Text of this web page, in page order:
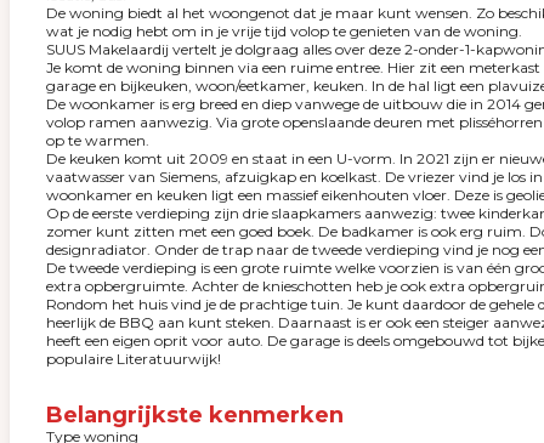
De woning biedt al het woongenot dat je maar kunt wensen. Zo
wat je nodig hebt om in je vrije tijd volop te genieten van de woning.
SUUS Makelaardij vertelt je dolgraag alles over deze 2-onder-1-
Je komt de woning binnen via een ruime entree. Hier zit een
garage en bijkeuken, woon/eetkamer, keuken. In de hal ligt een
De woonkamer is erg breed en diep vanwege de uitbouw die in 2014
volop ramen aanwezig. Via grote openslaande deuren met
op te warmen.
De keuken komt uit 2009 en staat in een U-vorm. In 2021 zijn er
vaatwasser van Siemens, afzuigkap en koelkast. De vriezer vind je
woonkamer en keuken ligt een massief eikenhouten vloer. Deze is
Op de eerste verdieping zijn drie slaapkamers aanwezig: twee
zomer kunt zitten met een goed boek. De badkamer is ook erg ruim.
designradiator. Onder de trap naar de tweede verdieping vind je nog
De tweede verdieping is een grote ruimte welke voorzien is van één
extra opbergruimte. Achter de knieschotten heb je ook extra
Rondom het huis vind je de prachtige tuin. Je kunt daardoor de
heerlijk de BBQ aan kunt steken. Daarnaast is er ook een steiger
heeft een eigen oprit voor auto. De garage is deels omgebouwd tot
populaire Literatuurwijk!
Belangrijkste kenmerken
Type woning